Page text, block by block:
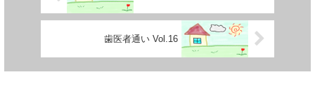
歯医者通い Vol.16